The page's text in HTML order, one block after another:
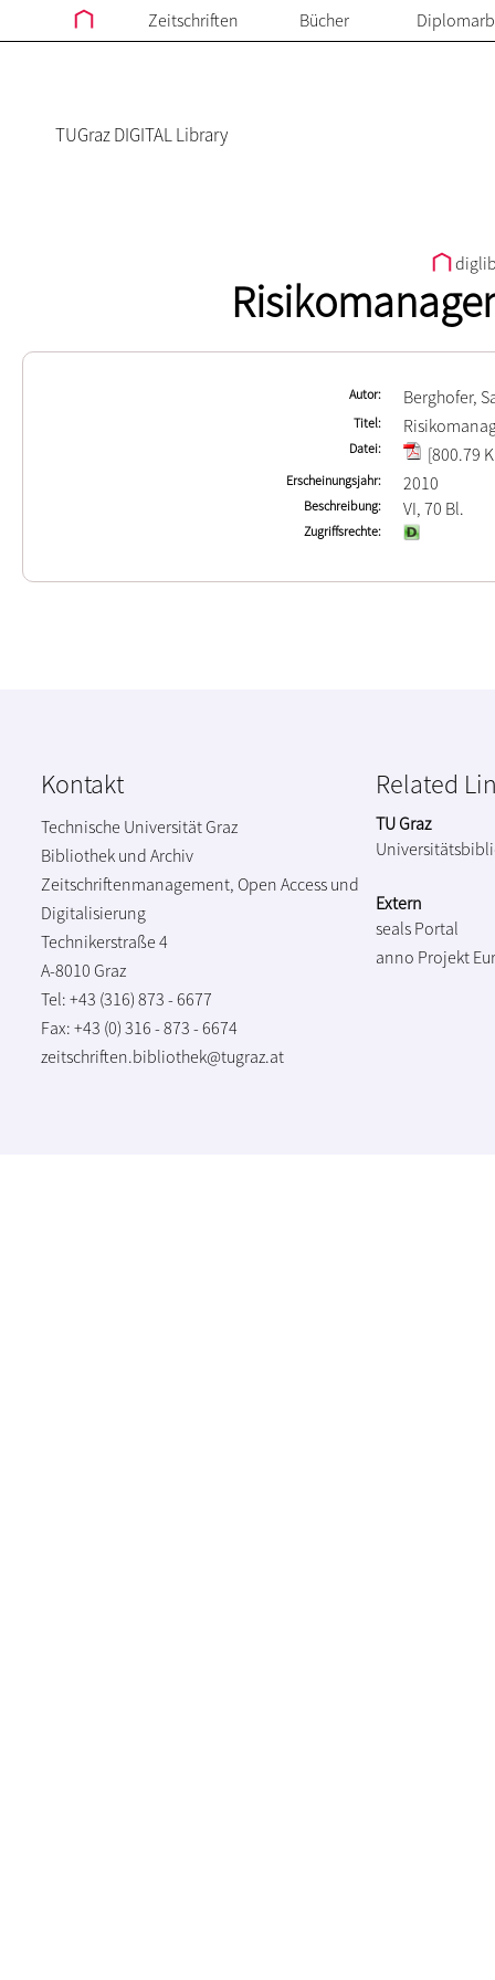
Zeitschriften Bücher
TUGraz DIGITAL Library
Autor Berghofer,
Titel
Datei [800.79
Erscheinungsjahr 2010
Beschreibung VI, 70 Bl.
Zugriffsrechte
Kontakt
Technische Universität Graz
Bibliothek und Archiv
Zeitschriftenmanagement, Open Access und
Digitalisierung
Technikerstraße 4
A-8010 Graz
Tel: +43 (316) 873 - 6677
Fax: +43 (0) 316 - 873 - 6674
zeitschriften.bibliothek@tugraz.at
Related
TU Graz
Extern
seals Portal
anno Projekt